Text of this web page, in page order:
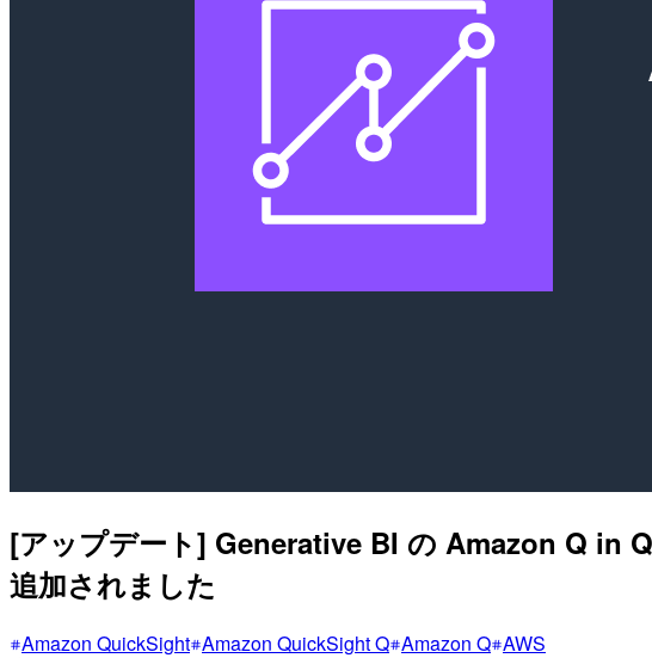
[アップデート] Generative BI の Amazon Q in
追加されました
Amazon QuickSight Amazon QuickSight Q Amazon Q AWS